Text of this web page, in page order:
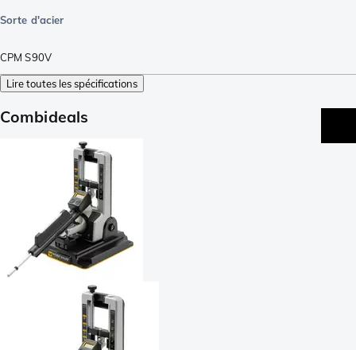
Sorte d'acier
CPM S90V
Lire toutes les spécifications
Combideals